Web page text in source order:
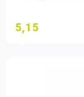
5,15